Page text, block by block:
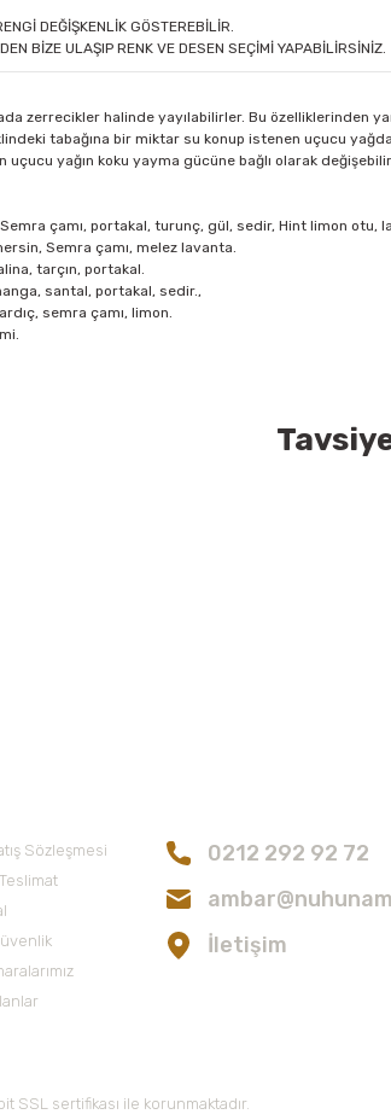
DEĞİŞKENLİK GÖSTEREBİLİR.
BİZE ULAŞIP RENK VE DESEN SEÇİMİ YAPABİLİRSİNİZ.
zerrecikler halinde yayılabilirler. Bu özelliklerinden
tabağına bir miktar su konup istenen uçucu
uçucu yağın koku yayma gücüne bağlı olarak
çamı, portakal, turunç, gül, sedir, Hint limon otu,
Semra çamı, melez lavanta.
tarçın, portakal.
santal, portakal, sedir.,
semra çamı, limon.
ve diğer konularda yetersiz gördüğünüz
Sözleşmesi
0212 292 92 72
İletişim
SSL sertifikası ile korunmaktadır.